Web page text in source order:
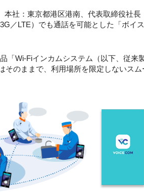
社：東京都港区港南、代表取締役社長
／LTE）でも通話を可能とした「ボイ
Wi-Fiインカムシステム（以下、従来
のままで、利用場所を限定しないス